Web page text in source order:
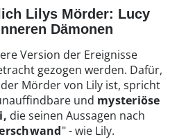
Lilys Mörder: Lucy
Dämonen
Version der Ereignisse
gezogen werden. Dafür,
Mörder von Lily ist, spricht
und mysteriöse
die seinen Aussagen nach
" - wie Lily.